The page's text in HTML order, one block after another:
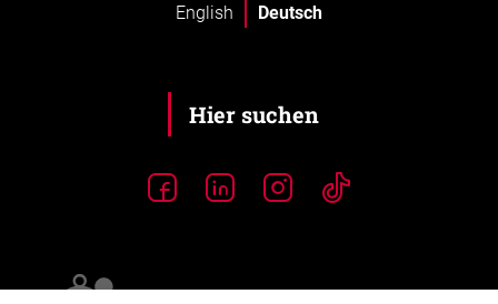
English Deutsch